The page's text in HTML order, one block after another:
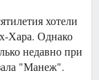
хотели
Хара. Однако
недавно при
"Манеж".